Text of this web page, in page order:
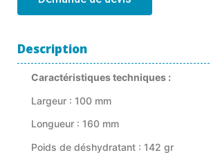
Description
Caractéristiques techniques :
Largeur : 100 mm
Longueur : 160 mm
Poids de déshydratant : 142 gr